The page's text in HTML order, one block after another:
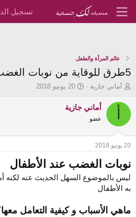
عالم المرأة والطفل
5طرق للوقاية من نوبات الغضب عند الأطفال
ب
د
و
ض
و
ع
أماني جازية
ت
ر
ي
ب
ء
20 يونيو 2018
أماني جازية
عضو
20 يونيو 2018
نوبات الغضب عند الأطفال
ليس بالموضوع السهل الحديث عنه لكنه
به الأطفال
ماهي الأسباب و كيفية التعامل